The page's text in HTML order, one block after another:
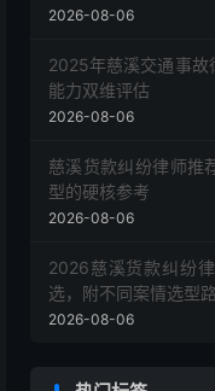
2026-08-06
2025年慈溪交通事故
能力双维评估
2026-08-06
慈溪货款纠纷律师推
型的硬核参考
2026-08-06
2026慈溪货款纠纷
选，附不同案情选型
2026-08-06